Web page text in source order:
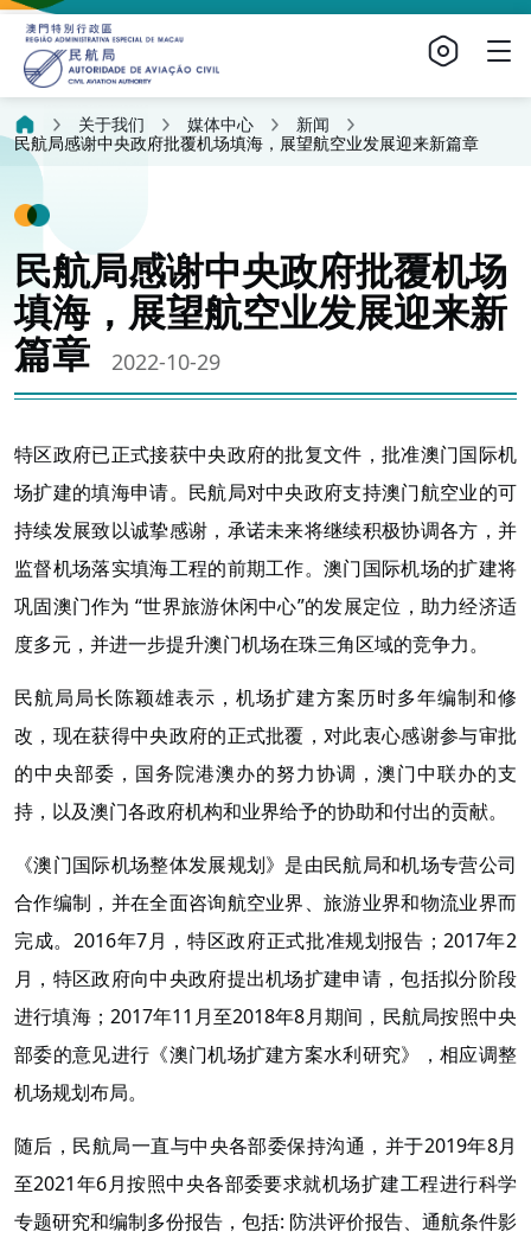
关于我们 媒体中心
新闻
民航局感谢中央政府批覆机场填海，展望航空业发展迎来新篇章
民航局感谢中央政府批覆机场
填海，展望航空业发展迎来新
篇章
2022-10-29
特区政府已正式接获中央政府的批复文件，批准澳门国际机
场扩建的填海申请。民航局对中央政府支持澳门航空业的可
持续发展致以诚挚感谢，承诺未来将继续积极协调各方，并
监督机场落实填海工程的前期工作。澳门国际机场的扩建将
巩固澳门作为 “世界旅游休闲中心”的发展定位，助力经济适
度多元，并进一步提升澳门机场在珠三角区域的竞争力。
民航局局长陈颖雄表示，机场扩建方案历时多年编制和修
改，现在获得中央政府的正式批覆，对此衷心感谢参与审批
的中央部委，国务院港澳办的努力协调，澳门中联办的支
持，以及澳门各政府机构和业界给予的协助和付出的贡献。
《澳门国际机场整体发展规划》是由民航局和机场专营公司
合作编制，并在全面咨询航空业界、旅游业界和物流业界而
完成。2016年7月，特区政府正式批准规划报告；2017年2
月，特区政府向中央政府提出机场扩建申请，包括拟分阶段
进行填海；2017年11月至2018年8月期间，民航局按照中央
部委的意见进行《澳门机场扩建方案水利研究》，相应调整
机场规划布局。
随后，民航局一直与中央各部委保持沟通，并于2019年8月
至2021年6月按照中央各部委要求就机场扩建工程进行科学
专题研究和编制多份报告，包括: 防洪评价报告、通航条件影